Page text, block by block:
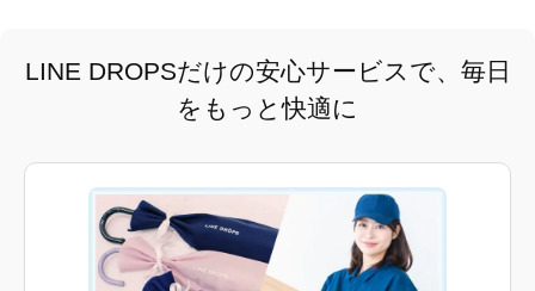
LINE DROPSだけの安心サービスで、毎日
をもっと快適に